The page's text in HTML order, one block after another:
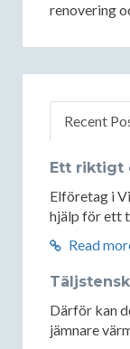
renovering
Recent
Ett riktigt
Elföretag i
hjälp för ett
Read
Därför kan
jämnare